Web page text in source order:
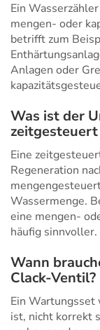
Ein
mengen- oder
betrifft zum
Anlagen oder
Was ist der
Eine
Regeneration
Wassermenge.
eine mengen-
häufig sinnvoller.
Wann
Clack-Ventil?
Ein
ist, nicht korrekt